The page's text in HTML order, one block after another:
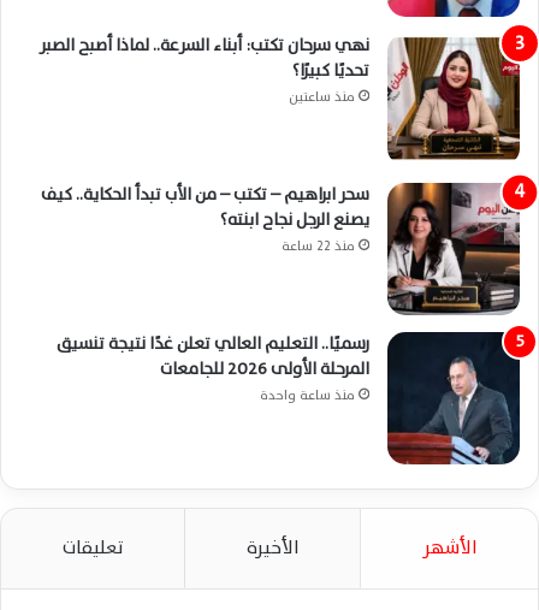
نهي سرحان تكتب: أبناء السرعة.. لماذا أصبح الصبر
تحديًا كبيرًا؟
منذ ساعتين
سحر ابراهيم – تكتب – من الأب تبدأ الحكاية.. كيف
يصنع الرجل نجاح ابنته؟
منذ 22 ساعة
رسميًا.. التعليم العالي تعلن غدًا نتيجة تنسيق
المرحلة الأولى 2026 للجامعات
منذ ساعة واحدة
الأشهر الأخيرة تعليقات